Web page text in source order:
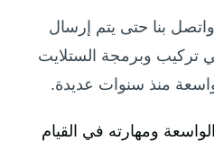
واتصل بنا حتى يتم إرسال
وبرمجة الستلايت
منذ سنوات عديدة.
ومهارته في القيام